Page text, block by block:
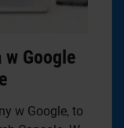
Google
w Google, to